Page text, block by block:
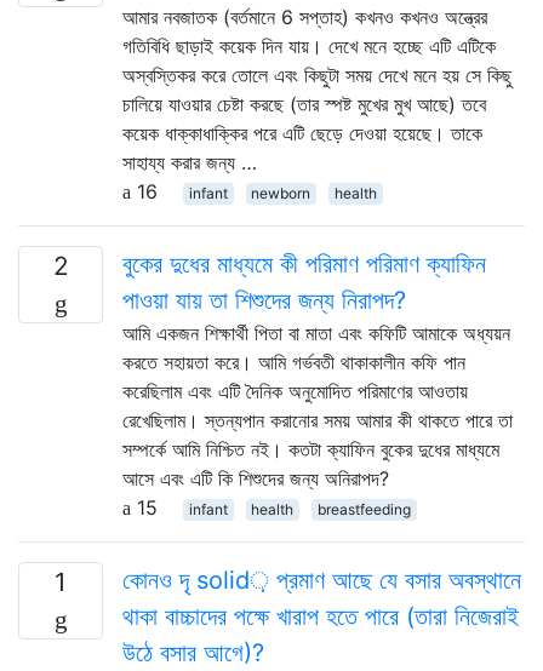
আমার নবজাতক (বর্তমানে 6 সপ্তাহ) কখনও কখনও অন্ত্রের
গতিবিধি ছাড়াই কয়েক দিন যায়। দেখে মনে হচ্ছে এটি এটিকে
অস্বস্তিকর করে তোলে এবং কিছুটা সময় দেখে মনে হয় সে কিছু
চালিয়ে যাওয়ার চেষ্টা করছে (তার স্পষ্ট মুখের মুখ আছে) তবে
কয়েক ধাক্কাধাক্কির পরে এটি ছেড়ে দেওয়া হয়েছে। তাকে
সাহায্য করার জন্য …
16
infant newborn health
2
বুকের দুধের মাধ্যমে কী পরিমাণ পরিমাণ ক্যাফিন
পাওয়া যায় তা শিশুদের জন্য নিরাপদ?
আমি একজন শিক্ষার্থী পিতা বা মাতা এবং কফিটি আমাকে অধ্যয়ন
করতে সহায়তা করে। আমি গর্ভবতী থাকাকালীন কফি পান
করেছিলাম এবং এটি দৈনিক অনুমোদিত পরিমাণের আওতায়
রেখেছিলাম। স্তন্যপান করানোর সময় আমার কী থাকতে পারে তা
সম্পর্কে আমি নিশ্চিত নই। কতটা ক্যাফিন বুকের দুধের মাধ্যমে
আসে এবং এটি কি শিশুদের জন্য অনিরাপদ?
15
infant health breastfeeding
1
কোনও দৃ solid় প্রমাণ আছে যে বসার অবস্থানে
থাকা বাচ্চাদের পক্ষে খারাপ হতে পারে (তারা নিজেরাই
উঠে বসার আগে)?